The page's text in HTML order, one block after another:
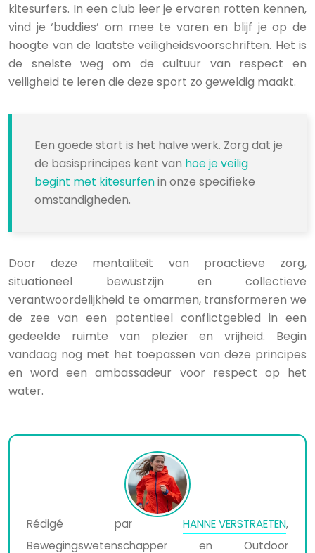
kitesurfers. In een club leer je ervaren rotten kennen,
vind je ‘buddies’ om mee te varen en blijf je op de
hoogte van de laatste veiligheidsvoorschriften. Het is
de snelste weg om de cultuur van respect en
veiligheid te leren die deze sport zo geweldig maakt.
Een goede start is het halve werk. Zorg dat je
de basisprincipes kent van hoe je veilig
begint met kitesurfenin onze specifieke
omstandigheden.
Door deze mentaliteit van proactieve zorg,
situationeel bewustzijn en collectieve
verantwoordelijkheid te omarmen, transformeren we
de zee van een potentieel conflictgebied in een
gedeelde ruimte van plezier en vrijheid. Begin
vandaag nog met het toepassen van deze principes
en word een ambassadeur voor respect op het
water.
Rédigé par HANNE VERSTRAETEN,
Bewegingswetenschapper en Outdoor